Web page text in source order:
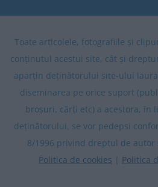
Toate articolele, fotografiile și
conținutul acestui site, cât și
aparțin deținătorului site-ului
diseminarea pe orice suport
broșuri, cărți etc) a acestora, în
deținătorului, se vor pedepsi
8/1996 privind dreptul de autor
Politica de cookies | Politica